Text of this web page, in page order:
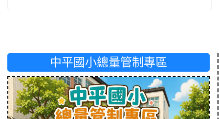
中平國小總量管制專區